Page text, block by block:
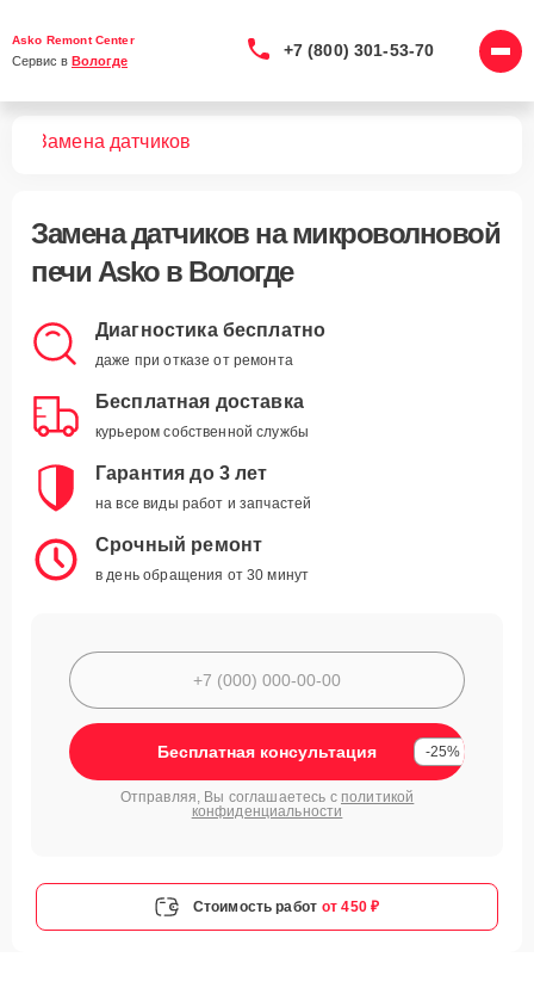
Asko Remont Center
Сервис в Вологде
+7 (800) 301-53-70
Замена датчиков
Замена датчиковна микроволновой
печи Asko в Вологде
Диагностика бесплатно
даже при отказе от ремонта
Бесплатная доставка
курьером собственной службы
Гарантия до 3 лет
на все виды работ и запчастей
Срочный ремонт
в день обращения от 30 минут
Бесплатная консультация -25%
Отправляя, Вы соглашаетесь с политикой
конфиденциальности
Стоимость работ от 450 ₽